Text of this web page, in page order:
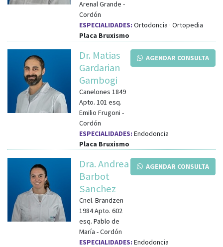
Arenal Grande -
Cordón
ESPECIALIDADES: Ortodoncia · Ortopedia
Placa Bruxismo
AGENDAR CONSULTA
Dr. Matias
Gardarian
Gambogi
Canelones 1849
Apto. 101 esq.
Emilio Frugoni -
Cordón
ESPECIALIDADES: Endodoncia
Placa Bruxismo
AGENDAR CONSULTA
Dra. Andrea
Barbot
Sanchez
Cnel. Brandzen
1984 Apto. 602
esq. Pablo de
María -Cordón
ESPECIALIDADES: Endodoncia